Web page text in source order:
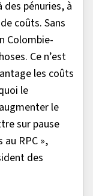
pénuries, à
coûts. Sans
Colombie-
Ce n’est
les coûts
le
le
sur pause
RPC »,
des